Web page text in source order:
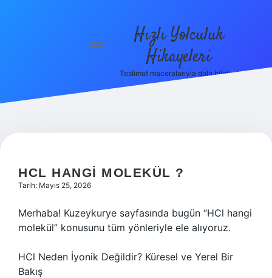
Hakkımızda
menüyü
Hızlı Yolculuk
Hikayeleri
Teslimat maceralarıyla dolu bilgiler!
HCL HANGI MOLEKÜL ?
Tarih: Mayıs 25, 2026
Merhaba! Kuzeykurye sayfasında bugün “HCl hangi
molekül” konusunu tüm yönleriyle ele alıyoruz.
HCl Neden İyonik Değildir? Küresel ve Yerel Bir
Bakış